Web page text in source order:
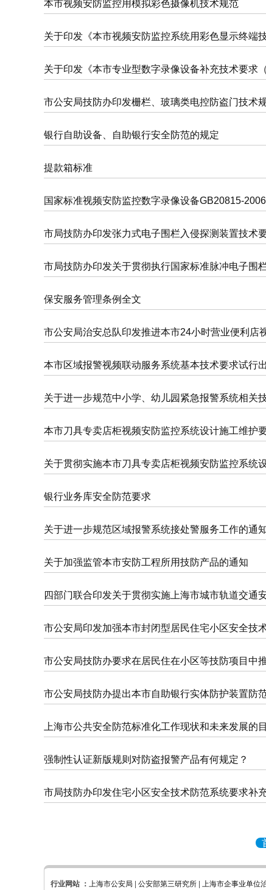
本市视频安防监控用模拟彩色摄像机技术规范
关于印发《本市视频安防监控系统用彩色显示终端
关于印发《本市专业型数字录像设备补充技术要求
市公安局技防办印发栅栏、玻璃类电控防盗门技术
银行自助设备、自助银行安全防范的规定
提款箱标准
国家标准视频安防监控数字录像设备GB20815-2006
市局技防办印发张力式电子围栏入侵探测装置技术
市局技防办印发关于贯彻执行国家标准脉冲电子围
保安服务管理条例全文
市公安局治安总队印发推进本市24小时营业便利店
本市区域报警视频联动服务系统基本技术要求试行
关于进一步规范中小学、幼儿园紧急报警系统相关
本市刀具专卖店柜视频安防监控系统设计施工维护
关于贯彻实施本市刀具专卖店柜视频安防监控系统
银行业务库安全防范要求
关于进一步规范区域报警系统接处警服务工作的通
关于加强监管本市安防工程所用技防产品的通知
四部门联合印发关于贯彻实施上海市城市轨道交通
市公安局印发加强本市封闭型居民住宅小区安全技
市公安局技防办要求在居民住在小区等技防项目中
市公安局技防办提出本市自助银行实体防护装置防
上海市公共安全防范标准化工作现状和未来发展的
强制性认证新版规则对防盗报警产品有何规定？
市局技防办印发住宅小区安全技术防范系统要求补
行业网站 ： 上海市公安局 公安部第三研究所 上海市企事业单位